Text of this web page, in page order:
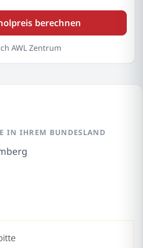
berechnen
AWL Zentrum
IN IHREM BUNDESLAND